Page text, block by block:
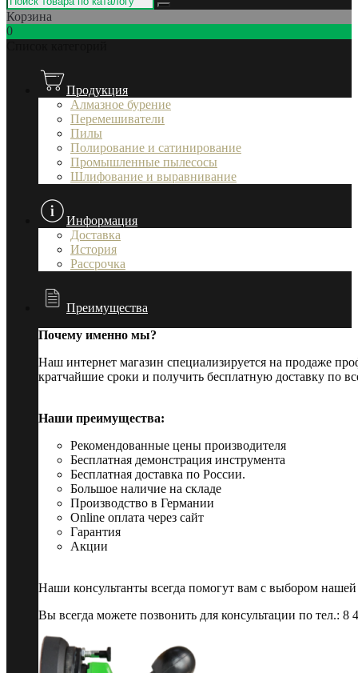
Корзина
0
Продукция
Алмазное бурение
Перемешиватели
Пилы
Полирование и сатинирование
Промышленные пылесосы
Шлифование и выравнивание
Информация
Доставка
История
Рассрочка
Преимущества
Почему именно мы?
Наш интернет магазин специализируется на продаже
кратчайшие сроки и получить бесплатную доставку по
Наши преимущества:
Рекомендованные цены производителя
Бесплатная демонстрация инструмента
Бесплатная доставка по России.
Большое наличие на складе
Производство в Германии
Online оплата через сайт
Гарантия
Акции
Наши консультанты всегда помогут вам с выбором
Вы всегда можете позвонить для консультации по тел.: